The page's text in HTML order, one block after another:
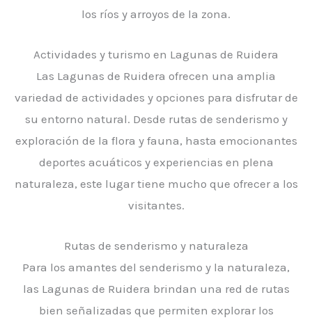
los ríos y arroyos de la zona.
Actividades y turismo en Lagunas de Ruidera
Las Lagunas de Ruidera ofrecen una amplia
variedad de actividades y opciones para disfrutar de
su entorno natural. Desde rutas de senderismo y
exploración de la flora y fauna, hasta emocionantes
deportes acuáticos y experiencias en plena
naturaleza, este lugar tiene mucho que ofrecer a los
visitantes.
Rutas de senderismo y naturaleza
Para los amantes del senderismo y la naturaleza,
las Lagunas de Ruidera brindan una red de rutas
bien señalizadas que permiten explorar los